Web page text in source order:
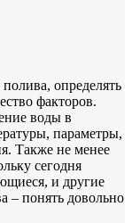
определять
факторов.
воды в
параметры,
Также не менее
сегодня
и другие
– понять довольно